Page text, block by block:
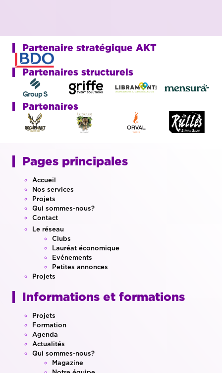
Partenaire stratégique AKT
Partenaires structurels
Partenaires
Pages principales
Accueil
Nos services
Projets
Qui sommes-nous?
Contact
Le réseau
Clubs
Lauréat économique
Evénements
Petites annonces
Projets
Informations et formations
Projets
Formation
Agenda
Actualités
Qui sommes-nous?
Magazine